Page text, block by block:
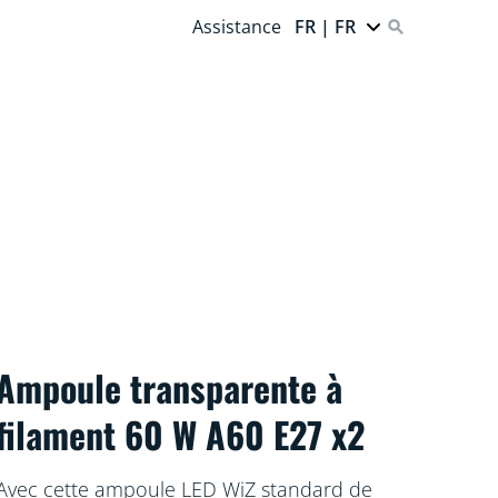
Assistance FR | FR
transparente à
60 W A60 E27 x2
cette ampoule LED WiZ standard de